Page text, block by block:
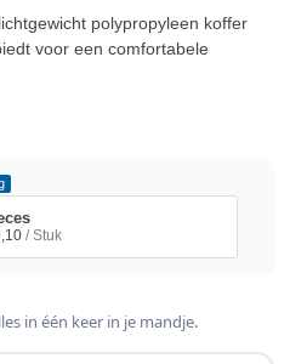
polypropyleen koffer
voor een comfortabele
/ Stuk
in één keer in je mandje.